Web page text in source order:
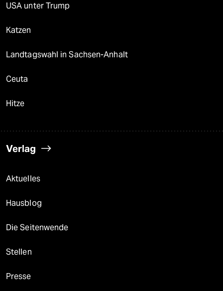
USA unter Trump
Katzen
Landtagswahl in Sachsen-Anhalt
Ceuta
Hitze
Verlag
Aktuelles
Hausblog
Die Seitenwende
Stellen
Presse